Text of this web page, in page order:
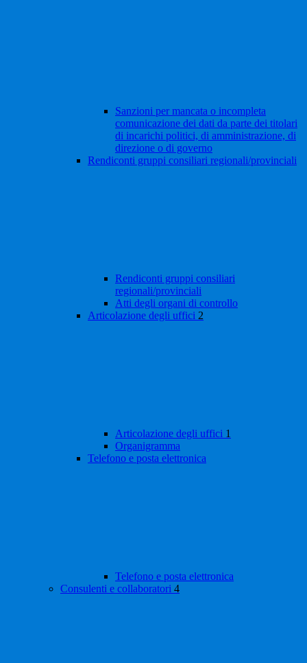
Sanzioni per mancata o incompleta
comunicazione dei dati da parte dei titolari
di incarichi politici, di amministrazione, di
direzione o di governo
Rendiconti gruppi consiliari regionali/provinciali
Rendiconti gruppi consiliari
regionali/provinciali
Atti degli organi di controllo
Articolazione degli uffici 2
Articolazione degli uffici 1
Organigramma
Telefono e posta elettronica
Telefono e posta elettronica
Consulenti e collaboratori 4